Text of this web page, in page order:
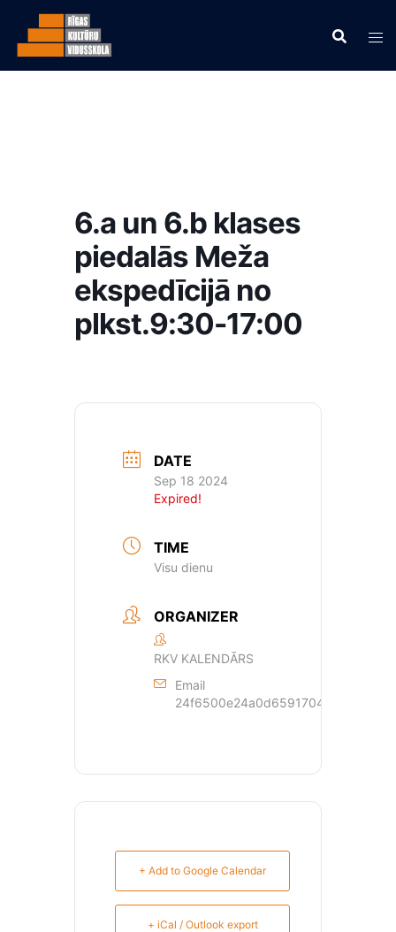
6.a un 6.b klases
piedalās Meža
ekspedīcijā no
plkst.9:30-17:00
DATE
Sep 18 2024
Expired!
TIME
Visu dienu
ORGANIZER
RKV KALENDĀRS
Email
+ Add to Google Calendar
+ iCal / Outlook export